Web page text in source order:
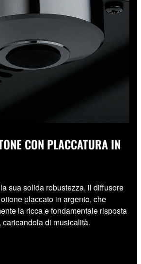
CON PLACCATURA IN
sua solida robustezza, il diffusore
placcato in argento, che
la ricca e fondamentale risposta
di musicalità.